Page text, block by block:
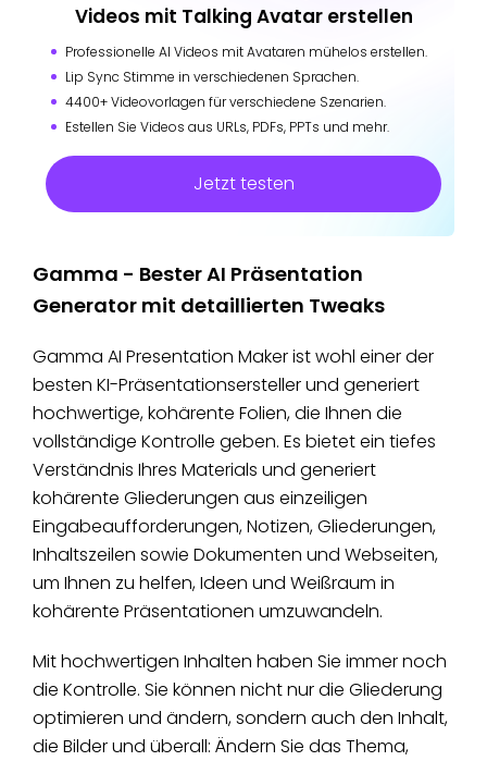
Videos mit Talking Avatar erstellen
Professionelle AI Videos mit Avataren mühelos erstellen.
Lip Sync Stimme in verschiedenen Sprachen.
4400+ Videovorlagen für verschiedene Szenarien.
Estellen Sie Videos aus URLs, PDFs, PPTs und mehr.
Jetzt testen
Gamma - Bester AI Präsentation
Generator mit detaillierten Tweaks
Gamma AI Presentation Maker ist wohl einer der
besten KI-Präsentationsersteller und generiert
hochwertige, kohärente Folien, die Ihnen die
vollständige Kontrolle geben. Es bietet ein tiefes
Verständnis Ihres Materials und generiert
kohärente Gliederungen aus einzeiligen
Eingabeaufforderungen, Notizen, Gliederungen,
Inhaltszeilen sowie Dokumenten und Webseiten,
um Ihnen zu helfen, Ideen und Weißraum in
kohärente Präsentationen umzuwandeln.
Mit hochwertigen Inhalten haben Sie immer noch
die Kontrolle. Sie können nicht nur die Gliederung
optimieren und ändern, sondern auch den Inhalt,
die Bilder und überall: Ändern Sie das Thema,